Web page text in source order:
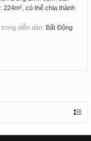
224m², có thể chia thành
trong diễn đàn: Bất Động